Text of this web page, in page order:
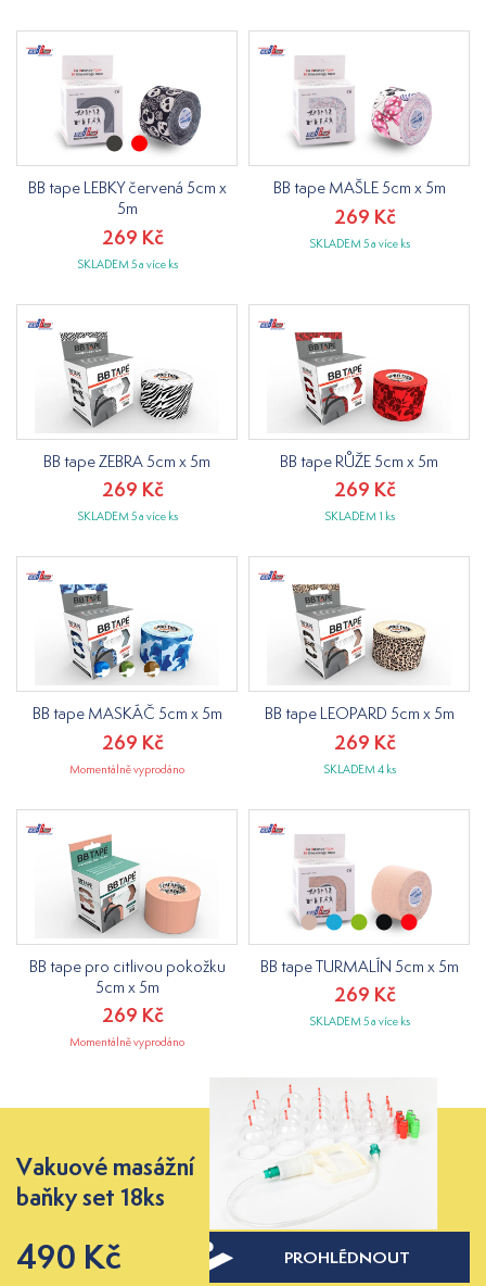
BB tape LEBKY červená 5cm x
5m
269 Kč
SKLADEM 5 a více ks
BB tape MAŠLE 5cm x 5m
269 Kč
SKLADEM 5 a více ks
BB tape ZEBRA 5cm x 5m
269 Kč
SKLADEM 5 a více ks
BB tape RŮŽE 5cm x 5m
269 Kč
SKLADEM 1 ks
BB tape MASKÁČ 5cm x 5m
269 Kč
Momentálně vyprodáno
BB tape LEOPARD 5cm x 5m
269 Kč
SKLADEM 4 ks
BB tape pro citlivou pokožku
5cm x 5m
269 Kč
Momentálně vyprodáno
BB tape TURMALÍN 5cm x 5m
269 Kč
SKLADEM 5 a více ks
Vakuové masážní
baňky set 18ks
490 Kč PROHLÉDNOUT